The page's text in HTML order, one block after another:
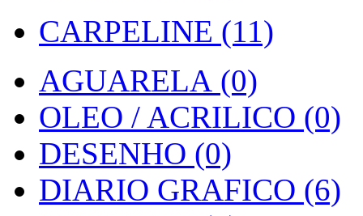
CARPELINE (11)
AGUARELA (0)
OLEO / ACRILICO (0)
DESENHO (0)
DIARIO GRAFICO (6)